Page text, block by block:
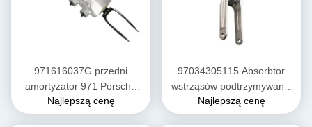
971616037G przedni
amortyzator 971 Porsche
Panamera Amortyzator
wysokiej wydajności
Najlepszą cenę
97034305115 Absorbtor
wstrząsów podtrzymywania
zawieszenie powietrza
Porsche Panamera
Najlepszą cenę